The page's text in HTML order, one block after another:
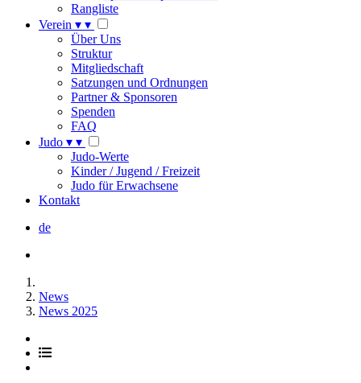
Rangliste
Verein ▾ ▾
Über Uns
Struktur
Mitgliedschaft
Satzungen und Ordnungen
Partner & Sponsoren
Spenden
FAQ
Judo ▾ ▾
Judo-Werte
Kinder / Jugend / Freizeit
Judo für Erwachsene
Kontakt
de
News
News 2025